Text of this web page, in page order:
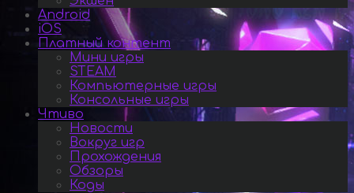
Android
iOS
Платный контент
Мини игры
STEAM
Компьютерные игры
Консольные игры
Чтиво
Новости
Вокруг игр
Прохождения
Обзоры
Коды